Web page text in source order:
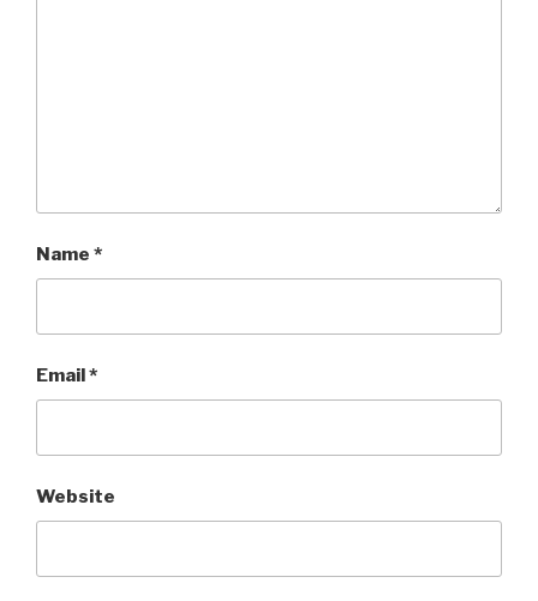
Name *
Email*
Website